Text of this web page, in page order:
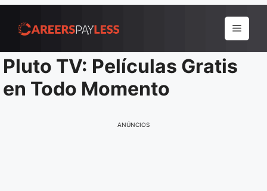
para
conteúdo
Menu
Pluto TV: Películas Gratis
en Todo Momento
ANÚNCIOS